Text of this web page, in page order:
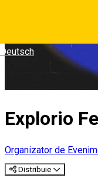
Deutsch
Explorio
Organizator de
Distribuie